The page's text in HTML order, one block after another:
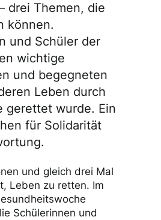
drei Themen, die
können.
und Schüler der
wichtige
und begegneten
Leben durch
gerettet wurde. Ein
für Solidarität
und gleich drei Mal
Leben zu retten. Im
Schülerinnen und